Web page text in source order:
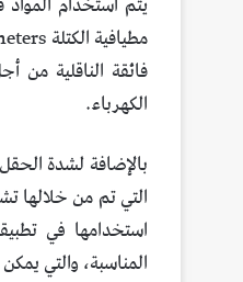
فائقة الناقلية
الكهرباء.
بالإضافة لشدة
التي تم من خلالها
استخدامها في
المناسبة، والتي